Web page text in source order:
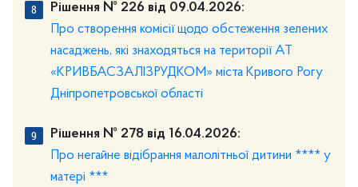
Рішення № 226 від 09.04.2026:
Про створення комісії щодо обстеження зелених
насаджень, які знаходяться на території АТ
«КРИВБАСЗАЛІЗРУДКОМ» міста Кривого Рогу
Дніпропетровської області
Рішення № 278 від 16.04.2026:
Про негайне відібрання малолітньої дитини **** у
матері ***